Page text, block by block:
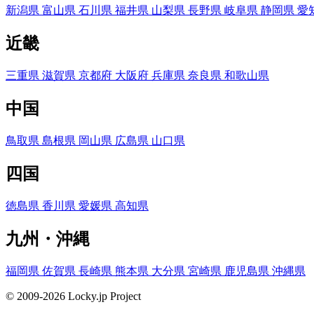
新潟県 富山県 石川県 福井県 山梨県 長野県 岐阜県 静岡県 愛
近畿
三重県 滋賀県 京都府 大阪府 兵庫県 奈良県 和歌山県
中国
鳥取県 島根県 岡山県 広島県 山口県
四国
徳島県 香川県 愛媛県 高知県
九州・沖縄
福岡県 佐賀県 長崎県 熊本県 大分県 宮崎県 鹿児島県 沖縄県
© 2009-2026 Locky.jp Project